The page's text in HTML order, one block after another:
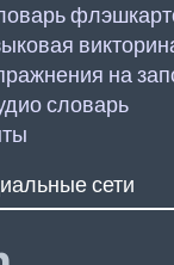
на
словарь
сети